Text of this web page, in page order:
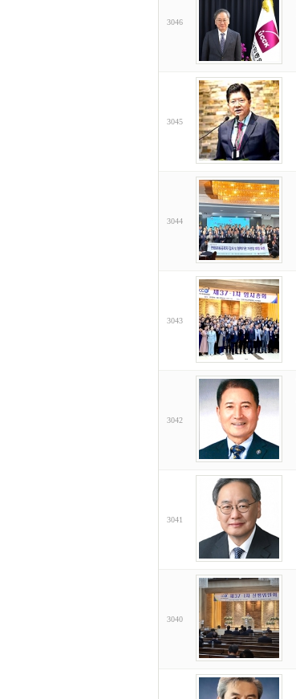
3046
3045
3044
3043
3042
3041
3040